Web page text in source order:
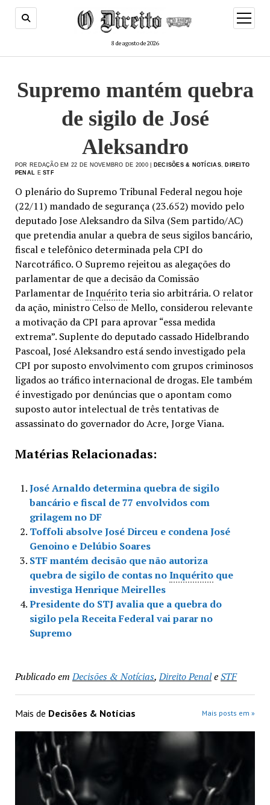
8 de agosto de 2026
menu
de
Supremo mantém quebra
de sigilo de José
Aleksandro
POR REDAÇÃO EM 22 DE NOVEMBRO DE 2000 | DECISÕES & NOTÍCIAS,
DIREITO
PENAL
ESTF
O plenário do Supremo Tribunal Federal negou hoje
(22/11) mandado de segurança (23.652) movido pelo
deputado Jose Aleksandro da Silva (Sem partido/AC)
que pretendia anular a quebra de seus sigilos bancário,
fiscal e telefônico determinada pela CPI do
Narcotráfico. O Supremo rejeitou as alegações do
parlamentar de que a decisão da Comissão
Parlamentar deInquéritoteria sio arbitrária. O relator
da ação, ministro Celso de Mello, considerou relevante
a motivação da CPI para aprovar “essa medida
extrema”. Suplente do deputado cassado Hidelbrando
Pascoal, José Aleksandro está sendo investigado pela
CPI por suposto envolvimento com grupos criminosos
ligados ao tráfico internacional de drogas. Ele também
é investigado por denúncias que o apontam como
suposto autor intelectual de três tentativas de
assassinato do governador do Acre, Jorge Viana.
Matérias Relacionadas:
José Arnaldo determina quebra de sigilo
bancário e fiscal de 77 envolvidos com
grilagem no DF
Toffoli absolve José Dirceu e condena José
Genoino e Delúbio Soares
STF mantém decisão que não autoriza
quebra de sigilo de contas noInquéritoque
investiga Henrique Meirelles
Presidente do STJ avalia que a quebra do
sigilo pela Receita Federal vai parar no
Supremo
Publicado em Decisões & Notícias,Direito PenaleSTF
Mais de Decisões & Notícias Mais posts em »